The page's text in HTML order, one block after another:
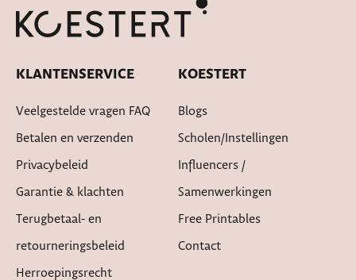
KLANTENSERVICE
Veelgestelde vragen FAQ
Betalen en verzenden
Privacybeleid
Garantie & klachten
Terugbetaal- en
retourneringsbeleid
Herroepingsrecht
KOESTERT
Blogs
Scholen/instellingen
Influencers /
Samenwerkingen
Free Printables
Contact